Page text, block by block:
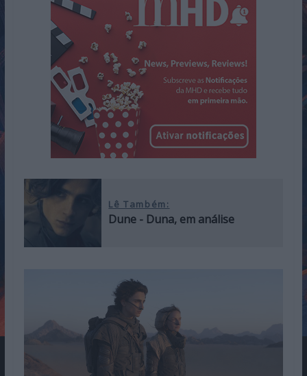
Lê Também:
Dune - Duna, em análise